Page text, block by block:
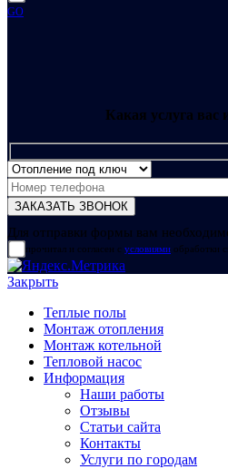
GO
Какая услуга вас
Для отправки формы вам
прочитал и согласен с условиями обработки
Закрыть
Теплые полы
Монтаж отопления
Монтаж котельной
Тепловой насос
Информация
Наши работы
Отзывы
Статьи сайта
Контакты
Услуги по городам